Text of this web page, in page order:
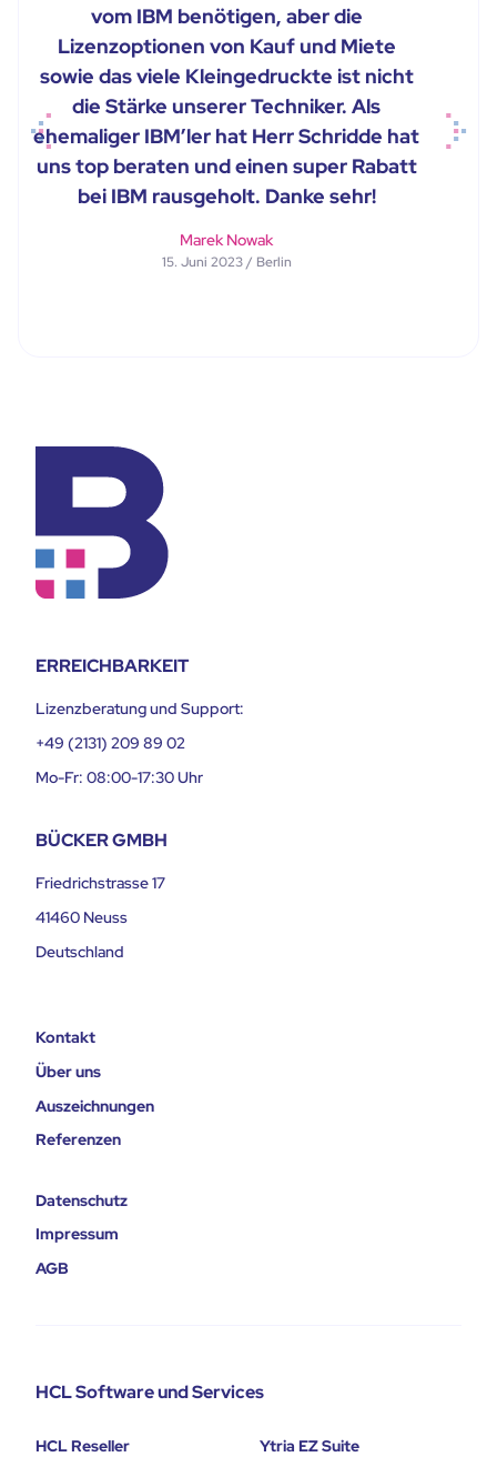
vom IBM benötigen, aber die
Lizenzoptionen von Kauf und Miete
sowie das viele Kleingedruckte ist nicht
die Stärke unserer Techniker. Als
ehemaliger IBM’ler hat Herr Schridde hat
uns top beraten und einen super Rabatt
bei IBM rausgeholt. Danke sehr!
Marek Nowak
15. Juni 2023 / Berlin
Previous Next
ERREICHBARKEIT
Lizenzberatung und Support:
+49 (2131) 209 89 02
Mo-Fr: 08:00-17:30 Uhr
BÜCKER GMBH
Friedrichstrasse 17
41460 Neuss
Deutschland
Kontakt
Über uns
Auszeichnungen
Referenzen
Datenschutz
Impressum
AGB
HCL Software und Services
HCL Reseller
Ytria EZ Suite